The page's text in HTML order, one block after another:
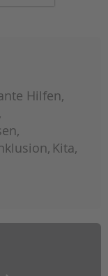
Hilfen
Kita